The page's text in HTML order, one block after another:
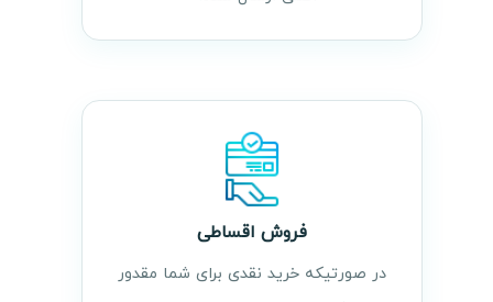
فروش اقساطی
در صورتیکه خرید نقدی برای شما مقدور